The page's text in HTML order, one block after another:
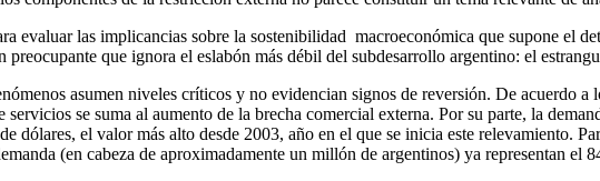
evaluar las implicancias sobre la sostenibilidad macroeconómica que supone el
que ignora el eslabón más débil del subdesarrollo argentino: el
asumen niveles críticos y no evidencian signos de reversión. De acuerdo
se suma al aumento de la brecha comercial externa. Por su parte, la
dólares, el valor más alto desde 2003, año en el que se inicia este relevamiento.
(en cabeza de aproximadamente un millón de argentinos) ya representan el